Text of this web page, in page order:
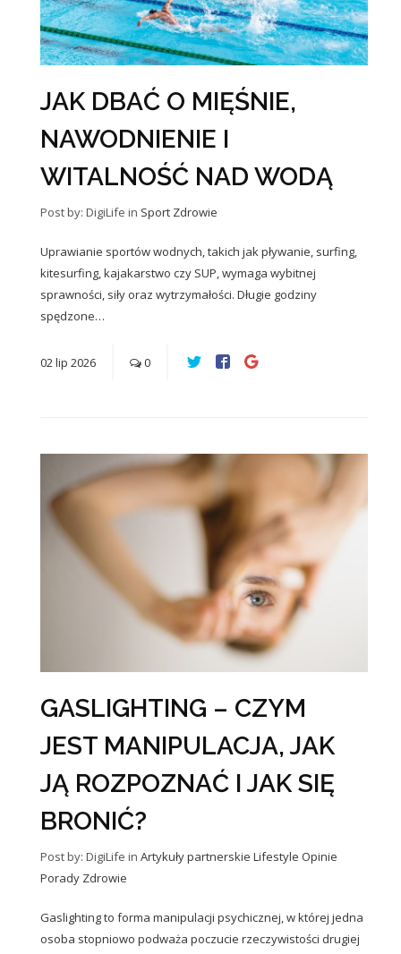
JAK DBAĆ O MIĘŚNIE,
NAWODNIENIE I
WITALNOŚĆ NAD WODĄ
Post by: DigiLife in Sport Zdrowie
Uprawianie sportów wodnych, takich jak pływanie, surfing,
kitesurfing, kajakarstwo czy SUP, wymaga wybitnej
sprawności, siły oraz wytrzymałości. Długie godziny
spędzone…
02lip 2026 0
GASLIGHTING – CZYM
JEST MANIPULACJA, JAK
JĄ ROZPOZNAĆ I JAK SIĘ
BRONIĆ?
Post by: DigiLife in Artykuły partnerskie Lifestyle Opinie
Porady Zdrowie
Gaslighting to forma manipulacji psychicznej, w której jedna
osoba stopniowo podważa poczucie rzeczywistości drugiej